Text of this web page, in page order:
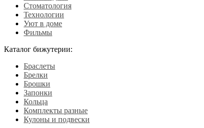
Стоматология
Технологии
Уют в доме
Фильмы
Каталог бижутерии:
Браслеты
Брелки
Брошки
Запонки
Кольца
Комплекты разные
Кулоны и подвески